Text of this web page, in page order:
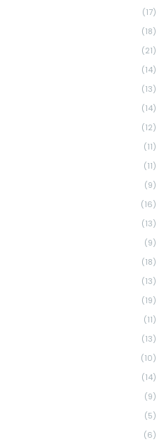
(17)
(18)
(21)
(14)
(13)
(14)
(12)
(11)
(11)
(9)
(16)
(13)
(9)
(18)
(13)
(19)
(11)
(13)
(10)
(14)
(9)
(5)
(6)